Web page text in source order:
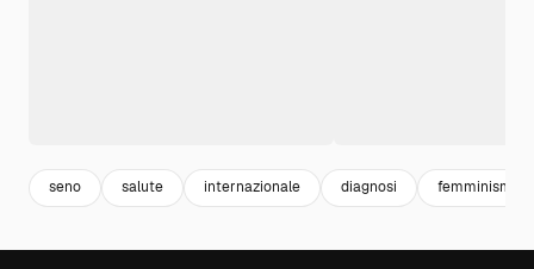
seno salute internazionale diagnosi femminismo